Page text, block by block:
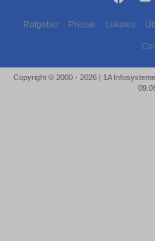
Ratgeber Presse Lokales
Copyright © 2000 - 2026 | 1A